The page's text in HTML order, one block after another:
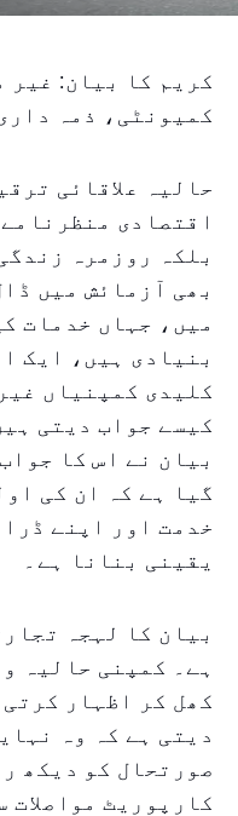
کریم کا بیان: غیر
کمیونٹی، ذمہ
حالیہ علاقائی
اقتصادی
بلکہ روزمرہ
بھی آزمائش میں
میں، جہاں خدمات
بنیادی ہیں، ایک
کلیدی کمپنیاں
کیسے جواب دیتی
بیان نے اس کا
گیا ہے کہ ان کی
خدمت اور اپنے
یقینی بنانا ہے۔
بیان کا لہجہ
ہے۔ کمپنی حالیہ
کھل کر اظہار
دیتی ہے کہ وہ
صورتحال کو دیکھ
کارپوریٹ مواصلات